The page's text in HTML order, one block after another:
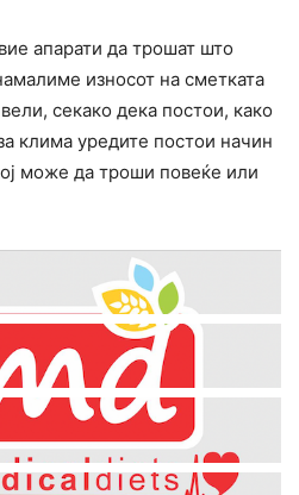
апарати да трошат што
износот на сметката
секако дека постои, како
клима уредите постои начин
може да троши повеќе или